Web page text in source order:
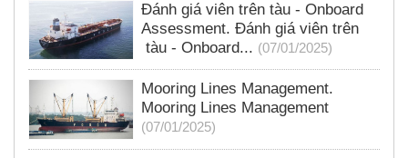
Đánh giá viên trên tàu - Onboard
Assessment. Đánh giá viên trên
tàu - Onboard... (07/01/2025)
Mooring Lines Management.
Mooring Lines Management
(07/01/2025)